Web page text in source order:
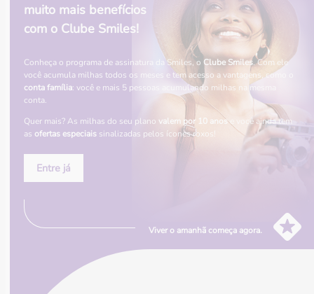
muito mais benefícios
com o Clube Smiles!
Conheça o programa de assinatura da Smiles, o Clube Smiles. Com ele
você acumula milhas todos os meses e tem acesso a vantagens, como o
conta família: você e mais 5 pessoas acumulando milhas na mesma
conta.
Quer mais? As milhas do seu plano valem por 10 anose você ainda tem
as ofertas especiais sinalizadas pelos ícones roxos!
Entre já
Viver o amanhã começa agora.